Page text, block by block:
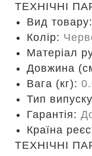
ТЕХНІЧНІ
Вид товару:
Колір:
Матеріал
Довжина
Вага (кг):
Тип
Гарантія:
Країна
ТЕХНІЧНІ